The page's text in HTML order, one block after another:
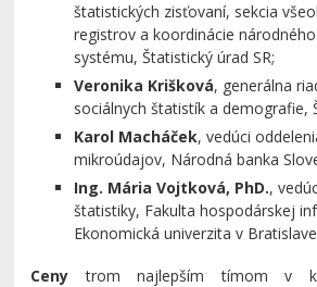
štatistických zisťovaní, sekcia
registrov a koordinácie
systému, Štatistický úrad SR;
Veronika Krišková, generálna
sociálnych štatistík a demografie,
Karol Macháček, vedúci
mikroúdajov, Národná banka
Ing. Mária Vojtková, PhD.,
štatistiky, Fakulta hospodárskej
Ekonomická univerzita v
Cenytrom najlepším tímom v